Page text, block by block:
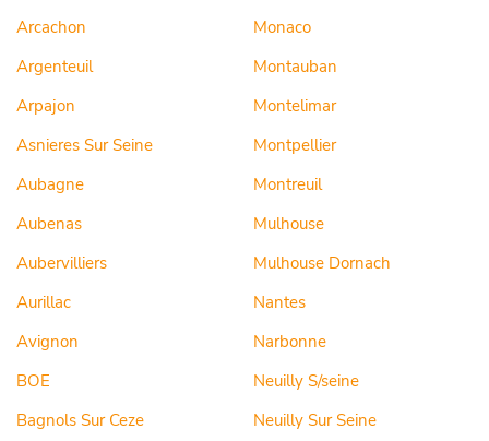
Arcachon
Argenteuil
Arpajon
Asnieres Sur Seine
Aubagne
Aubenas
Aubervilliers
Aurillac
Avignon
BOE
Bagnols Sur Ceze
Monaco
Montauban
Montelimar
Montpellier
Montreuil
Mulhouse
Mulhouse Dornach
Nantes
Narbonne
Neuilly S/seine
Neuilly Sur Seine